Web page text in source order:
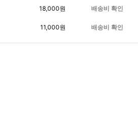
18,000원 배송비 확인
11,000원 배송비 확인